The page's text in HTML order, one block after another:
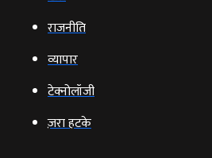
राजनीति
व्‍यापार
टेक्‍नोलॉजी
ज़रा हटके